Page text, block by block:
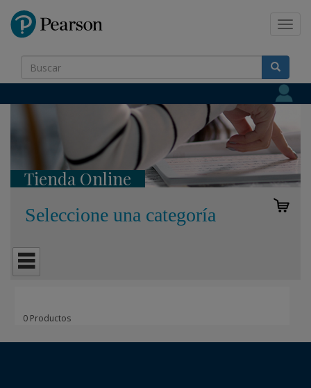
Tienda Online
Seleccione una categoría
0 Productos